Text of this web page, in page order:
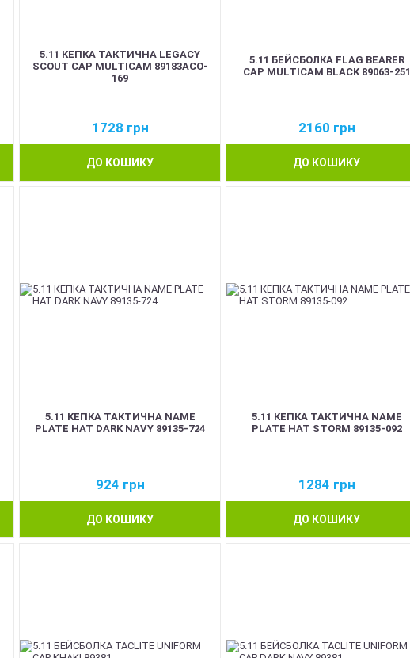
5.11 КЕПКА ТАКТИЧНА LEGACY
SCOUT CAP MULTICAM 89183ACO-
169
1728 грн
ДО КОШИКУ
5.11 БЕЙСБОЛКА FLAG BEARER
CAP MULTICAM BLACK 89063-251
2160 грн
ДО КОШИКУ
5.11 КЕПКА ТАКТИЧНА NAME
PLATE HAT DARK NAVY 89135-724
924 грн
ДО КОШИКУ
5.11 КЕПКА ТАКТИЧНА NAME
PLATE HAT STORM 89135-092
1284 грн
ДО КОШИКУ